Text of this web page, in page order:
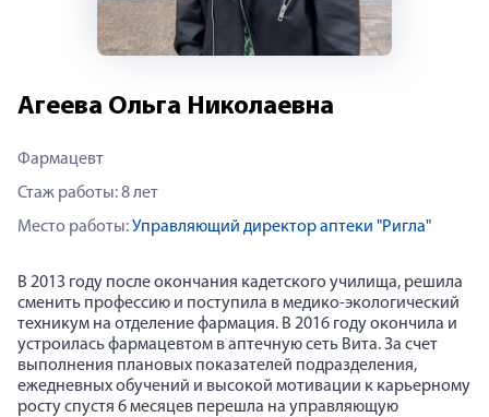
Агеева Ольга Николаевна
Фармацевт
Стаж работы: 8 лет
Место работы:Управляющий директор аптеки "Ригла"
В 2013 году после окончания кадетского училища, решила
сменить профессию и поступила в медико-экологический
техникум на отделение фармация. В 2016 году окончила и
устроилась фармацевтом в аптечную сеть Вита. За счет
выполнения плановых показателей подразделения,
ежедневных обучений и высокой мотивации к карьерному
росту спустя 6 месяцев перешла на управляющую